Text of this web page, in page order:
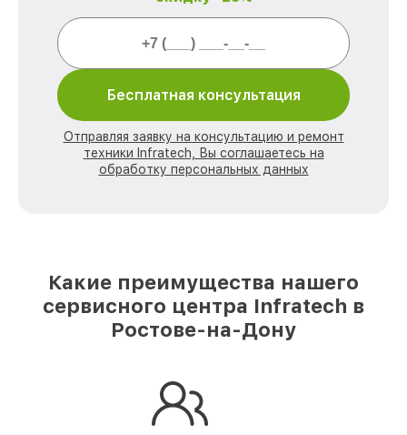
Бесплатная консультация
Отправляя заявку на консультацию и ремонт
техники Infratech, Вы соглашаетесь на
обработку персональных данных
Какие преимущества нашего
сервисного центра Infratech в
Ростове-на-Дону